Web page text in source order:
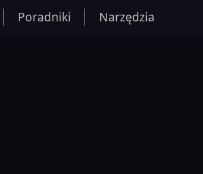
Poradniki Narzędzia